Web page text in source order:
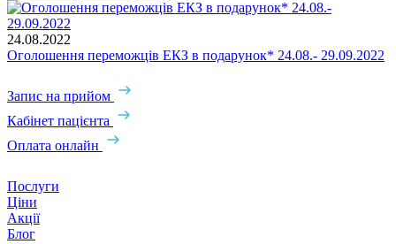
24.08.2022
Оголошення переможців ЕКЗ в подарунок* 24.08.- 29.09.2022
Запис на прийом
Кабінет пацієнта
Оплата онлайн
Послуги
Ціни
Акції
Блог